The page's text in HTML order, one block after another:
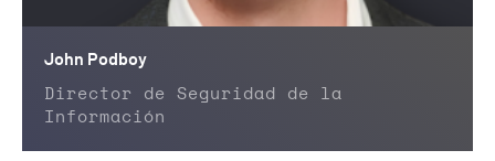
John Podboy
Director de Seguridad de la
Información